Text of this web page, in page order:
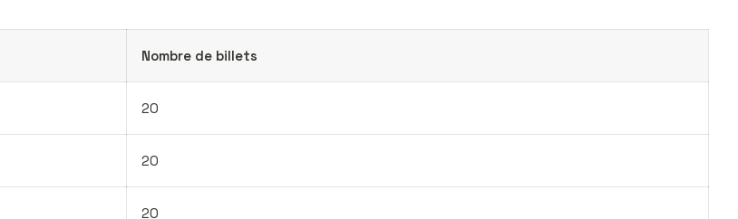
Nombre de billets
20
20
20